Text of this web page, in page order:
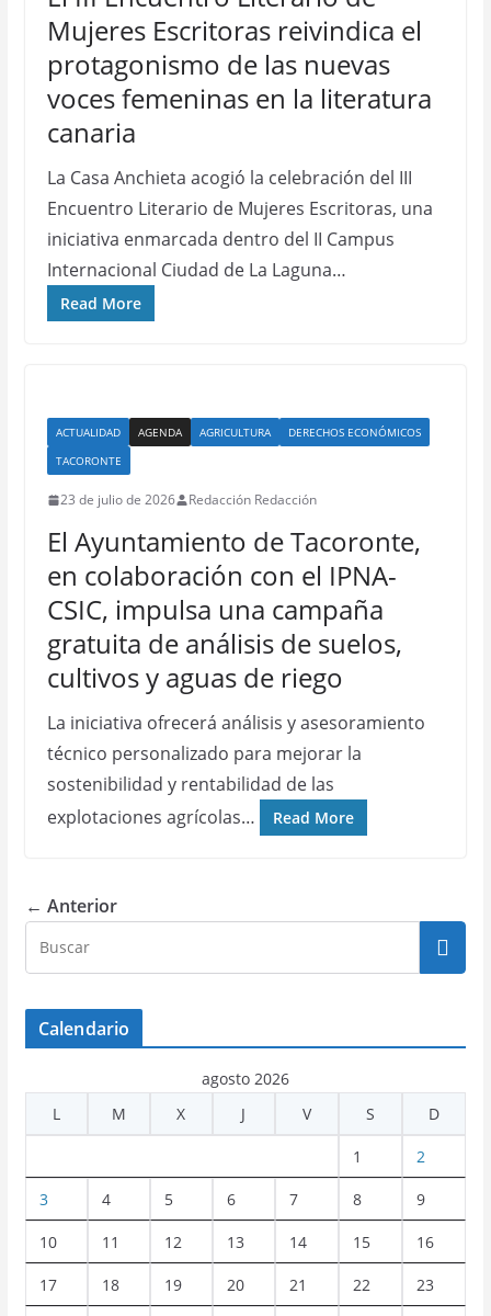
Mujeres Escritoras reivindica el
protagonismo de las nuevas
voces femeninas en la literatura
canaria
La Casa Anchieta acogió la celebración del III
Encuentro Literario de Mujeres Escritoras, una
iniciativa enmarcada dentro del II Campus
Internacional Ciudad de La Laguna…
Read More
ACTUALIDAD AGENDA AGRICULTURA
DERECHOS ECONÓMICOS
TACORONTE
23 de julio de 2026 Redacción Redacción
El Ayuntamiento de Tacoronte,
en colaboración con el IPNA-
CSIC, impulsa una campaña
gratuita de análisis de suelos,
cultivos y aguas de riego
La iniciativa ofrecerá análisis y asesoramiento
técnico personalizado para mejorar la
sostenibilidad y rentabilidad de las
explotaciones agrícolas…
Read More
← Anterior
Calendario
agosto 2026
L
M X J V S D
1 2
3 4 5 6 7 8 9
10 11 12 13 14 15 16
17 18 19 20 21 22 23